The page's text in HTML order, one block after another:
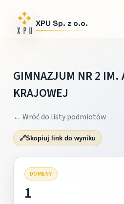
XPU Sp. z o.o.
GIMNAZJUM NR 2 IM.
KRAJOWEJ
← Wróć do listy podmiotów
🔗Skopiuj link do wyniku
DOMENY
1